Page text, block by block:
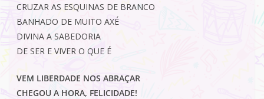
CRUZAR AS ESQUINAS DE BRANCO
BANHADO DE MUITO AXÉ
DIVINA A SABEDORIA
DE SER E VIVER O QUE É
VEM LIBERDADE NOS ABRAÇAR
CHEGOU A HORA, FELICIDADE!